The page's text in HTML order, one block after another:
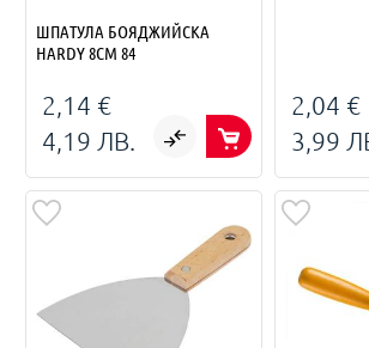
ШПАТУЛА БОЯДЖИЙСКА
HARDY 8СМ 84
2,14 €
4,19 ЛВ.
2,04 €
3,99